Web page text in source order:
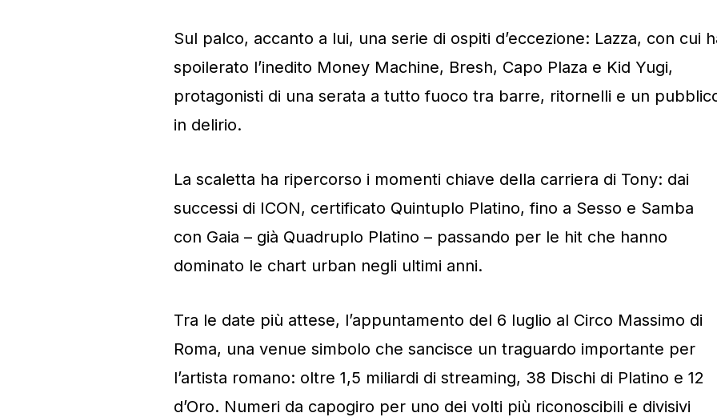
Sul palco, accanto a lui, una serie di ospiti d’eccezione: Lazza, con cui
spoilerato l’inedito Money Machine, Bresh, Capo Plaza e Kid Yugi,
protagonisti di una serata a tutto fuoco tra barre, ritornelli e un
in delirio.
La scaletta ha ripercorso i momenti chiave della carriera di Tony: dai
successi di ICON, certificato Quintuplo Platino, fino a Sesso e Samba
con Gaia – già Quadruplo Platino – passando per le hit che hanno
dominato le chart urban negli ultimi anni.
Tra le date più attese, l’appuntamento del 6 luglio al Circo Massimo di
Roma, una venue simbolo che sancisce un traguardo importante per
l’artista romano: oltre 1,5 miliardi di streaming, 38 Dischi di Platino e 12
d’Oro. Numeri da capogiro per uno dei volti più riconoscibili e divisivi